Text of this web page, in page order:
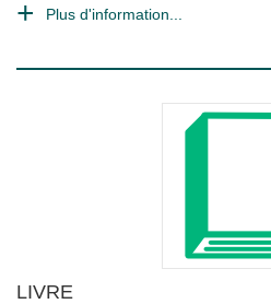
Plus d'information...
LIVRE